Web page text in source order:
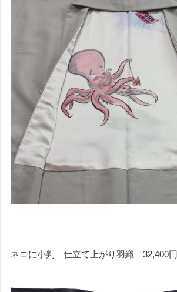
ネコに小判 仕立て上がり羽織 32,400円